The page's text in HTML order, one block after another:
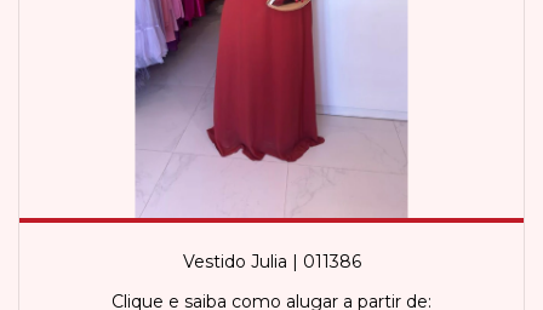
Vestido Julia | 011386
Clique e saiba como alugar a partir de: